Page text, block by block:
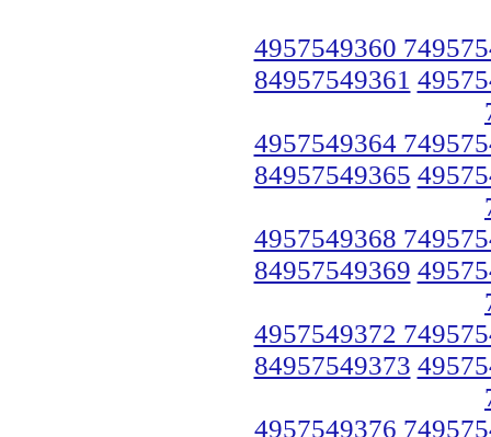
4957549360
84957549361
4957549364
84957549365
4957549368
84957549369
4957549372
84957549373
4957549376